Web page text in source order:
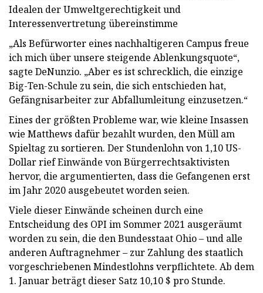
Idealen der Umweltgerechtigkeit und
Interessenvertretung übereinstimme
„Als Befürworter eines nachhaltigeren Campus freue
ich mich über unsere steigende Ablenkungsquote“,
sagte DeNunzio. „Aber es ist schrecklich, die einzige
Big-Ten-Schule zu sein, die sich entschieden hat,
Gefängnisarbeiter zur Abfallumleitung einzusetzen.“
Eines der größten Probleme war, wie kleine Insassen
wie Matthews dafür bezahlt wurden, den Müll am
Spieltag zu sortieren. Der Stundenlohn von 1,10 US-
Dollar rief Einwände von Bürgerrechtsaktivisten
hervor, die argumentierten, dass die Gefangenen erst
im Jahr 2020 ausgebeutet worden seien.
Viele dieser Einwände scheinen durch eine
Entscheidung des OPI im Sommer 2021 ausgeräumt
worden zu sein, die den Bundesstaat Ohio – und alle
anderen Auftragnehmer – zur Zahlung des staatlich
vorgeschriebenen Mindestlohns verpflichtete. Ab dem
1. Januar beträgt dieser Satz 10,10 $ pro Stunde.